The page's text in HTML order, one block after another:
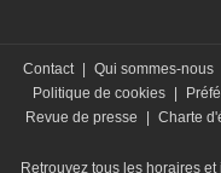
Contact Qui sommes-nous
Politique de cookies
Revue de presse
Charte
Retrouvez tous les horaires